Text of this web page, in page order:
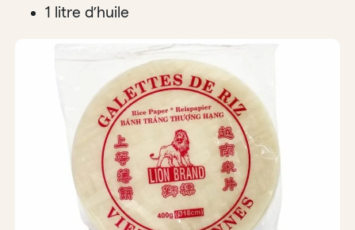
1 litre d’huile